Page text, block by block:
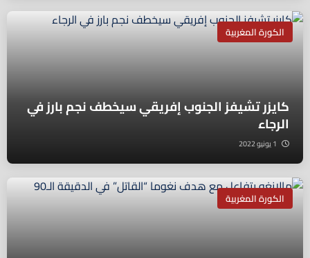
الكورة المغربية
كايزر تشيفز الجنوب إفريقي سيخطف نجم بارز في
الرجاء
الكورة المغربية